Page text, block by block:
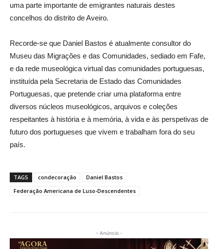
uma parte importante de emigrantes naturais destes
concelhos do distrito de Aveiro.
Recorde-se que Daniel Bastos é atualmente consultor do
Museu das Migrações e das Comunidades, sediado em Fafe,
e da rede museológica virtual das comunidades portuguesas,
instituída pela Secretaria de Estado das Comunidades
Portuguesas, que pretende criar uma plataforma entre
diversos núcleos museológicos, arquivos e coleções
respeitantes à história e à memória, à vida e às perspetivas de
futuro dos portugueses que vivem e trabalham fora do seu
país.
TAGS condecoração
Daniel Bastos
Federação Americana de Luso-Descendentes
- Anúncio -